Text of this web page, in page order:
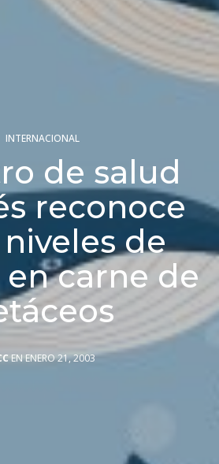
INTERNACIONAL
de salud
reconoce
de
carne de
EN ENERO 21, 2003